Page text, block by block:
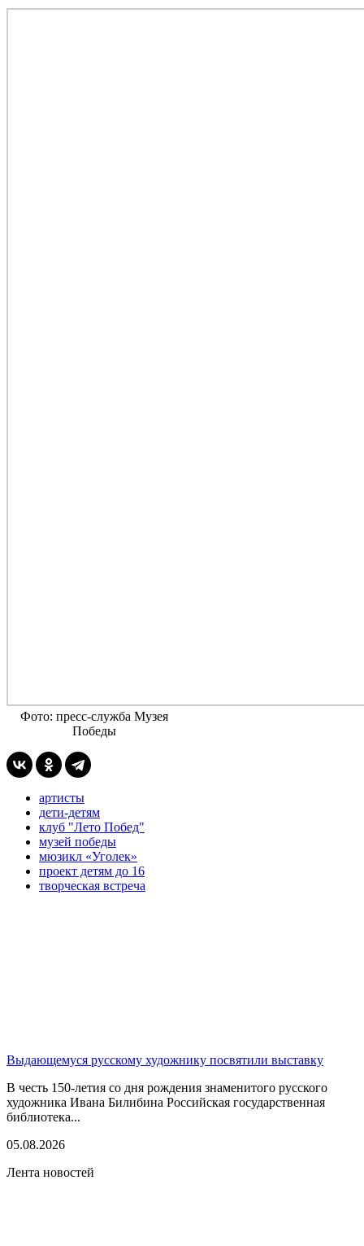
Фото: пресс-служба Музея
Победы
артисты
дети-детям
клуб "Лето Побед"
музей победы
мюзикл «Уголек»
проект детям до 16
творческая встреча
Выдающемуся русскому художнику посвятили выставку
В честь 150-летия со дня рождения знаменитого русского
художника Ивана Билибина Российская государственная
библиотека...
05.08.2026
Лента новостей